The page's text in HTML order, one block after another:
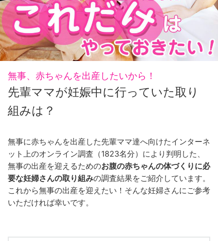
無事、赤ちゃんを出産したいから！
先輩ママが妊娠中に行っていた取り
組みは？
無事に赤ちゃんを出産した先輩ママ達へ向けたインターネ
ット上のオンライン調査（1823名分）により判明した、
無事の出産を迎えるためのお腹の赤ちゃんの体づくりに必
要な妊婦さんの取り組みの調査結果をご紹介しています。
これから無事の出産を迎えたい！そんな妊婦さんにご参考
いただければ幸いです。